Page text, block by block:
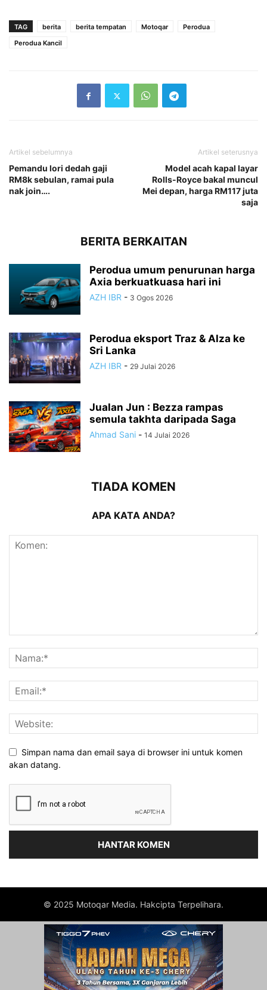
TAG berita berita tempatan Motoqar
Perodua
Perodua Kancil
Artikel sebelumnya
Pemandu lori dedah gaji
RM8k sebulan, ramai pula
nak join….
Artikel seterusnya
Model acah kapal layar
Rolls-Royce bakal muncul
Mei depan, harga RM117 juta
saja
BERITA BERKAITAN
Perodua umum penurunan harga
Axia berkuatkuasa hari ini
AZH IBR - 3 Ogos 2026
Perodua eksport Traz & Alza ke
Sri Lanka
AZH IBR - 29 Julai 2026
Jualan Jun : Bezza rampas
semula takhta daripada Saga
Ahmad Sani - 14 Julai 2026
TIADA KOMEN
APA KATA ANDA?
Simpan nama dan email saya di browser ini untuk komen
akan datang.
© 2025 Motoqar Media. Hakcipta Terpelihara.